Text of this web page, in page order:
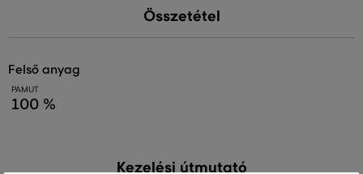
Összetétel
felső anyag
PAMUT
100 %
Kezelési útmutató